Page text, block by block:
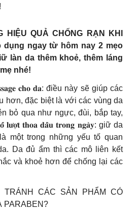
HIỆU QUẢ CHỐNG RẠN KHI
dụng ngay từ hôm nay 2 mẹo
làn da thêm khoẻ, thêm láng
nhé!
𝐜𝐡𝐨 𝐝𝐚: điều này sẽ giúp các
hơn, đặc biệt là với các vùng da
bỏ qua như ngực, đùi, bắp tay,
𝐥𝐮̛𝐨̛̣𝐭 𝐭𝐡𝐨𝐚 𝐝𝐚̂̀𝐮 𝐭𝐫𝐨𝐧𝐠 𝐧𝐠𝐚̀𝐲: giữ da
một trong những yếu tố quan
Da đủ ẩm thì các mô liên kết
và khoẻ hơn để chống lại các
CÁC SẢN PHẨM CÓ
PARABEN?